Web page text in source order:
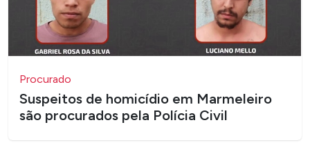
Procurado
Suspeitos de homicídio em Marmeleiro
são procurados pela Polícia Civil